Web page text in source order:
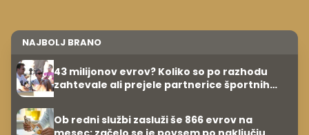
NAJBOLJ BRANO
43 milijonov evrov? Koliko so po razhodu
zahtevale ali prejele partnerice športnih
Ob redni službi zasluži še 866 evrov na